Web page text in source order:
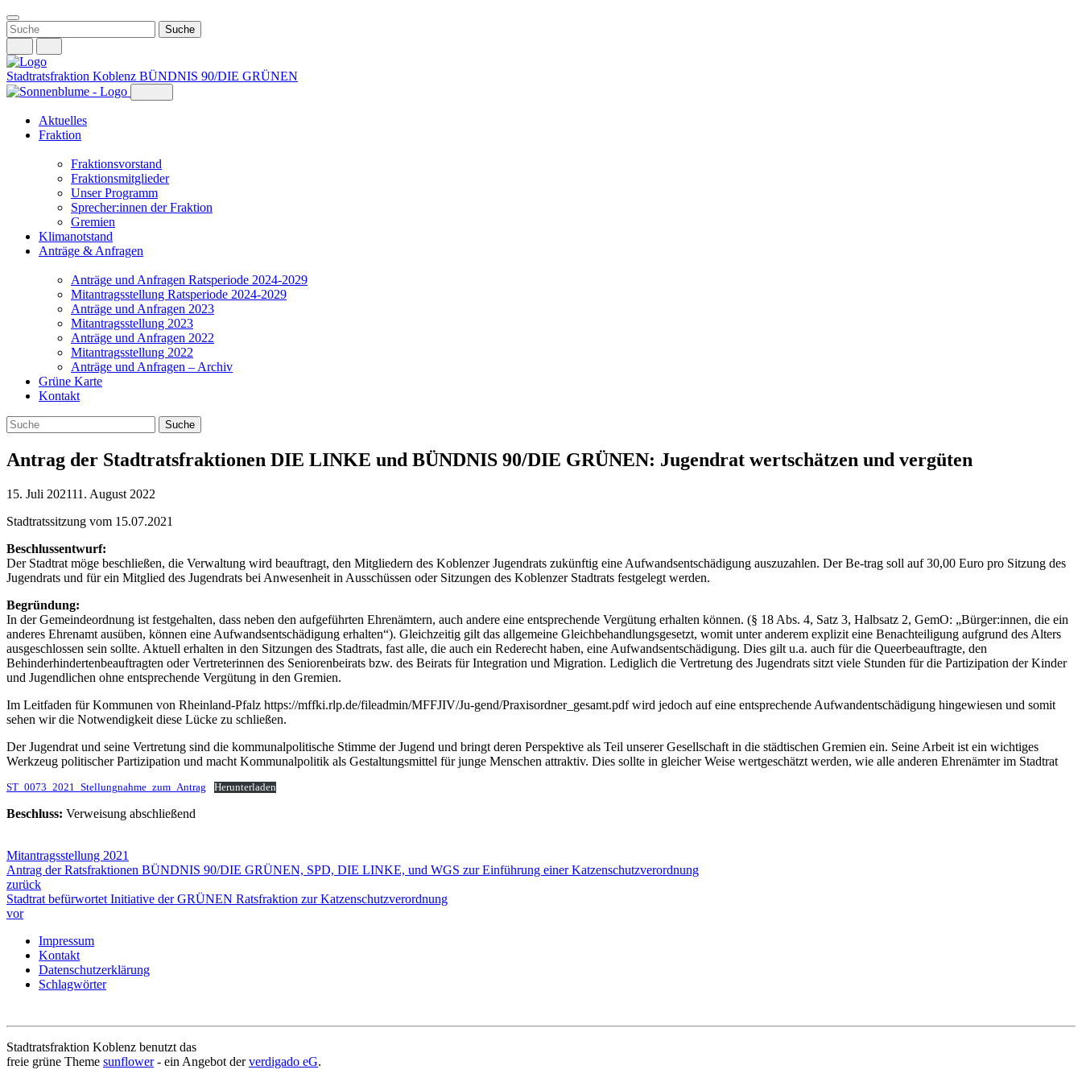
Weiter
zum
Inhalt
Stadtratsfraktion Koblenz BÜNDNIS 90/DIE GRÜNEN
Aktuelles
Fraktion
Fraktionsvorstand
Fraktionsmitglieder
Unser Programm
Sprecher:innen der Fraktion
Gremien
Klimanotstand
Anträge & Anfragen
Anträge und Anfragen Ratsperiode 2024-2029
Mitantragsstellung Ratsperiode 2024-2029
Anträge und Anfragen 2023
Mitantragsstellung 2023
Anträge und Anfragen 2022
Mitantragsstellung 2022
Anträge und Anfragen – Archiv
Grüne Karte
Kontakt
Antrag der Stadtratsfraktionen DIE LINKE und BÜNDNIS 90/DIE GRÜNEN: Jugendrat wertschätzen und vergüten
15. Juli 202111. August 2022
Stadtratssitzung vom 15.07.2021
Beschlussentwurf:
Der Stadtrat möge beschließen, die Verwaltung wird beauftragt, den Mitgliedern des Koblenzer Jugendrats zukünftig eine Aufwandsentschädigung auszuzahlen. Der Be-trag soll auf 30,00 Euro pro Sitzung des
Jugendrats und für ein Mitglied des Jugendrats bei Anwesenheit in Ausschüssen oder Sitzungen des Koblenzer Stadtrats festgelegt werden.
Begründung:
In der Gemeindeordnung ist festgehalten, dass neben den aufgeführten Ehrenämtern, auch andere eine entsprechende Vergütung erhalten können. (§ 18 Abs. 4, Satz 3, Halbsatz 2, GemO: „Bürger:innen, die ein
anderes Ehrenamt ausüben, können eine Aufwandsentschädigung erhalten“). Gleichzeitig gilt das allgemeine Gleichbehandlungsgesetzt, womit unter anderem explizit eine Benachteiligung aufgrund des Alters
ausgeschlossen sein sollte. Aktuell erhalten in den Sitzungen des Stadtrats, fast alle, die auch ein Rederecht haben, eine Aufwandsentschädigung. Dies gilt u.a. auch für die Queerbeauftragte, den
Behinderhindertenbeauftragten oder Vertreterinnen des Seniorenbeirats bzw. des Beirats für Integration und Migration. Lediglich die Vertretung des Jugendrats sitzt viele Stunden für die Partizipation der Kinder
und Jugendlichen ohne entsprechende Vergütung in den Gremien.
Im Leitfaden für Kommunen von Rheinland-Pfalz https://mffki.rlp.de/fileadmin/MFFJIV/Ju-gend/Praxisordner_gesamt.pdf wird jedoch auf eine entsprechende Aufwandentschädigung hingewiesen und somit
sehen wir die Notwendigkeit diese Lücke zu schließen.
Der Jugendrat und seine Vertretung sind die kommunalpolitische Stimme der Jugend und bringt deren Perspektive als Teil unserer Gesellschaft in die städtischen Gremien ein. Seine Arbeit ist ein wichtiges
Werkzeug politischer Partizipation und macht Kommunalpolitik als Gestaltungsmittel für junge Menschen attraktiv. Dies sollte in gleicher Weise wertgeschätzt werden, wie alle anderen Ehrenämter im Stadtrat
ST_0073_2021_Stellungnahme_zum_Antrag Herunterladen
Beschluss: Verweisung abschließend
Mitantragsstellung 2021
Antrag der Ratsfraktionen BÜNDNIS 90/DIE GRÜNEN, SPD, DIE LINKE, und WGS zur Einführung einer Katzenschutzverordnung
zurück
Stadtrat befürwortet Initiative der GRÜNEN Ratsfraktion zur Katzenschutzverordnung
vor
Impressum
Kontakt
Datenschutzerklärung
Schlagwörter
Stadtratsfraktion Koblenz benutzt das
freie grüne Theme sunflower‐ ein Angebot derverdigado eG.